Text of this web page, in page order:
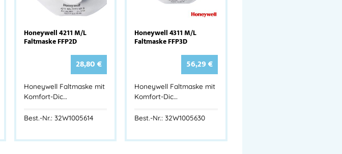
Honeywell 4211 M/L
Faltmaske FFP2D
28,80€
Honeywell Faltmaske mit
Komfort-Dic…
Best.-Nr.: 32W1005614
Honeywell 4311 M/L
Faltmaske FFP3D
56,29€
Honeywell Faltmaske mit
Komfort-Dic…
Best.-Nr.: 32W1005630